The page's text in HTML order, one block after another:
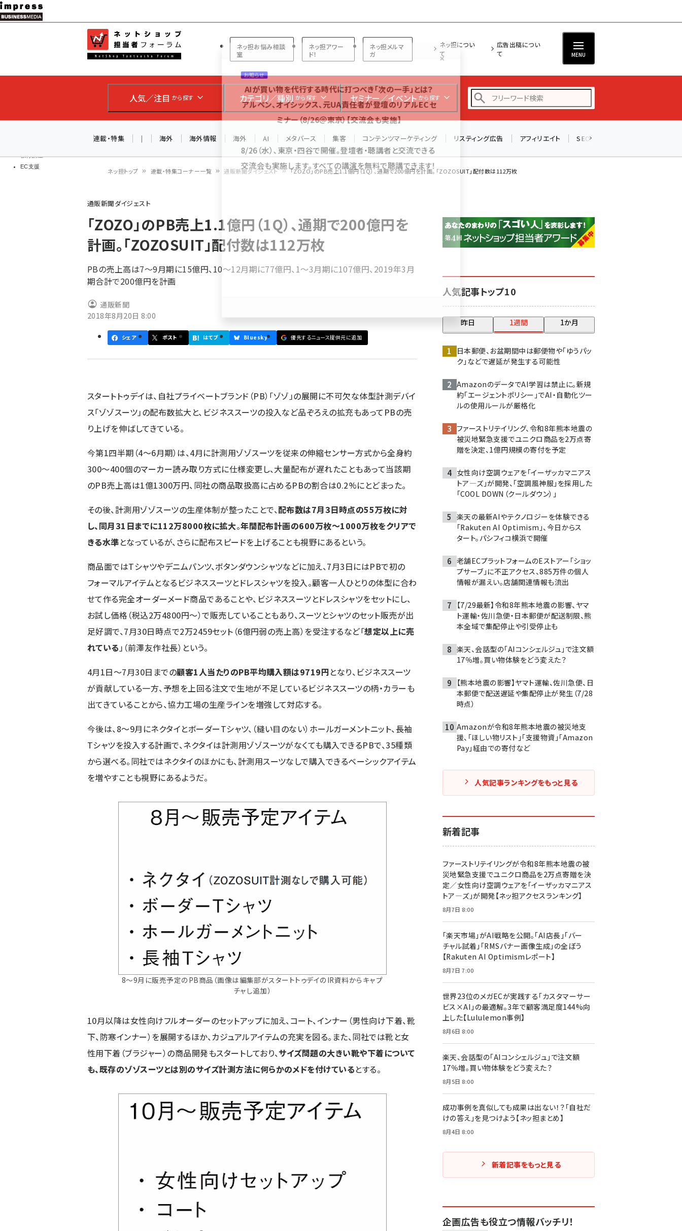
メ
イ
ン
ツ
移
教育講座
EC支援
ネットショップ担当者フォーラム
ネッ担お悩み相談
室
ネッ担アワー
ド！
ネッ担メルマ
ガ
ネッ担につい
て
広告出稿につい
て
MENU
人気／注目 から探す カテゴリ／種別 から探す セミナー／イベント から探す
yahoo (1908)
アスクル (1122)
base (1083)
連載・特集 | 海外 海外情報 海外 AI メタバース 集客 コンテンツマーケティング リスティング広告 アフィリエイト SEO
ン
く
ず
ネッ担トップ 連載・特集コーナー一覧 通販新聞ダイジェスト 「ZOZO」のPB売上1.1億円（1Q）、通期で200億円を計画。「ZOZOSUIT」配付数は112万枚
通販新聞ダイジェスト
「ZOZO」のPB売上1.1億円（1Q）、通期で200億円を
計画。「ZOZOSUIT」配付数は112万枚
PBの売上高は7～9月期に15億円、10～12月期に77億円、1～3月期に107億円、2019年3月
期合計で200億円を計画
通販新聞
2018年8月20日 8:00
シェア ポスト はてブ Bluesky 優先するニュース提供元に追加
スタートトゥデイは、自社プライベートブランド（PB）「ゾゾ」の展開に不可欠な体型計測デバイ
ス「ゾゾスーツ」の配布数拡大と、ビジネススーツの投入など品ぞろえの拡充もあってPBの売
り上げを伸ばしてきている。
今第1四半期（4～6月期）は、4月に計測用ゾゾスーツを従来の伸縮センサー方式から全身約
300～400個のマーカー読み取り方式に仕様変更し、大量配布が遅れたこともあって当該期
のPB売上高は1億1300万円、同社の商品取扱高に占めるPBの割合は0.2%にとどまった。
その後、計測用ゾゾスーツの生産体制が整ったことで、配布数は7月3日時点の55万枚に対
し、同月31日までに112万8000枚に拡大。年間配布計画の600万枚～1000万枚をクリアで
きる水準となっているが、さらに配布スピードを上げることも視野にあるという。
商品面ではTシャツやデニムパンツ、ボタンダウンシャツなどに加え、7月3日にはPBで初の
フォーマルアイテムとなるビジネススーツとドレスシャツを投入。顧客一人ひとりの体型に合わ
せて作る完全オーダーメード商品であることや、ビジネススーツとドレスシャツをセットにし、
お試し価格（税込2万4800円～）で販売していることもあり、スーツとシャツのセット販売が出
足好調で、7月30日時点で2万2459セット（6億円弱の売上高）を受注するなど「想定以上に売
れている」（前澤友作社長）という。
4月1日～7月30日までの顧客1人当たりのPB平均購入額は9719円となり、ビジネススーツ
が貢献している一方、予想を上回る注文で生地が不足しているビジネススーツの柄・カラーも
出てきていることから、協力工場の生産ラインを増強して対応する。
今後は、8～9月にネクタイとボーダーTシャツ、（縫い目のない）ホールガーメントニット、長袖
Tシャツを投入する計画で、ネクタイは計測用ゾゾスーツがなくても購入できるPBで、35種類
から選べる。同社ではネクタイのほかにも、計測用スーツなしで購入できるベーシックアイテム
を増やすことも視野にあるようだ。
8～9月に販売予定のPB商品（画像は編集部がスタートトゥデイのIR資料からキャプ
チャし追加）
10月以降は女性向けフルオーダーのセットアップに加え、コート、インナー（男性向け下着、靴
下、防寒インナー）を展開するほか、カジュアルアイテムの充実を図る。また、同社では靴と女
性用下着（ブラジャー）の商品開発もスタートしており、サイズ問題の大きい靴や下着について
も、既存のゾゾスーツとは別のサイズ計測方法に何らかのメドを付けているとする。
人気記事トップ10
昨日 1週間 1か月
日本郵便、お盆期間中は郵便物や「ゆうパッ
ク」などで遅延が発生する可能性
AmazonのデータでAI学習は禁止に。新規
約「エージェントポリシー」でAI・自動化ツー
ルの使用ルールが厳格化
ファーストリテイリング、令和8年熊本地震の
被災地緊急支援でユニクロ商品を2万点寄
贈を決定、1億円規模の寄付を予定
女性向け空調ウェアを「イーザッカマニアス
トア―ズ」が開発、「空調風神服」を採用した
「COOL DOWN（クールダウン）」
楽天の最新AIやテクノロジーを体験できる
「Rakuten AI Optimism」、今日からス
タート。パシフィコ横浜で開催
老舗ECプラットフォームのEストアー「ショッ
プサーブ」に不正アクセス、885万件の個人
情報が漏えい。店舗関連情報も流出
【7/29最新】令和8年熊本地震の影響、ヤマ
ト運輸・佐川急便・日本郵便が配送制限、熊
本全域で集配停止や引受停止も
楽天、会話型の「AIコンシェルジュ」で注文額
17％増。買い物体験をどう変えた？
【熊本地震の影響】ヤマト運輸、佐川急便、日
本郵便で配送遅延や集配停止が発生（7/28
時点）
Amazonが令和8年熊本地震の被災地支
援、「ほしい物リスト」「支援物資」「Amazon
Pay」経由での寄付など
人気記事ランキングをもっと見る
新着記事
ファーストリテイリングが令和8年熊本地震の被
災地緊急支援でユニクロ商品を2万点寄贈を決
定／女性向け空調ウェアを「イーザッカマニアス
トア―ズ」が開発【ネッ担アクセスランキング】
8月7日 8:00
「楽天市場」がAI戦略を公開。「AI店長」「バー
チャル試着」「RMSバナー画像生成」の全ぼう
【Rakuten AI Optimismレポート】
8月7日 7:00
世界23位のメガECが実践する「カスタマーサー
ビス×AI」の最適解。3年で顧客満足度144%向
上した【Lululemon事例】
8月6日 8:00
楽天、会話型の「AIコンシェルジュ」で注文額
17％増。買い物体験をどう変えた？
8月5日 8:00
成功事例を真似しても成果は出ない！？「自社だ
けの答え」を見つけよう【ネッ担まとめ】
8月4日 8:00
新着記事をもっと見る
企画広告も役立つ情報バッチリ！
AIが買い物を代行する時代に打つべき「次の一手」とは？
アルペン、オイシックス、元UA責任者が登壇のリアルECセ
ミナー（8/26＠東京）【交流会も実施】
8/26（水）、東京・四谷で開催。登壇者・聴講者と交流できる
交流会も実施します。すべての講演を無料で聴講できます！
参加登録はこちら↑